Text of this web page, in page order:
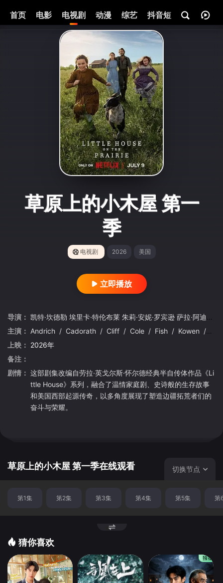
首页 电影 电视剧 动漫 综艺 抖音短剧 即将热映
草原上的小木屋 第一
季
电视剧 2026 美国
立即播放
导演： 凯特·坎德勒 埃里卡·特伦布莱 朱莉·安妮·罗宾逊 萨拉·阿迪纳·史密斯
主演： Andrich / Cadorath / Cliff / Cole / Fish / Kowen /
上映： 2026年
备注：
剧情： 这部剧集改编自劳拉·英戈尔斯·怀尔德经典半自传体作品《Li
ttle House》系列，融合了温情家庭剧、史诗般的生存故事
和美国西部起源传奇，以多角度展现了塑造边疆拓荒者们的
奋斗与荣耀。
草原上的小木屋 第一季在线观看 切换节点
第1集 第2集 第3集 第4集 第5集 第
猜你喜欢